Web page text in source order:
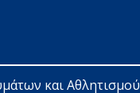
και Αθλητισμού